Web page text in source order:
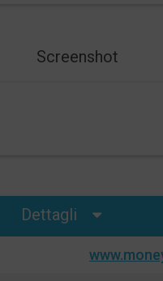
Screenshot
Dettagli